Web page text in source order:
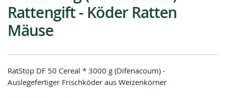
Rattengift - Köder Ratten
Mäuse
RatStop DF 50 Cereal * 3000 g (Difenacoum) -
Auslegefertiger Frischköder aus Weizenkörner